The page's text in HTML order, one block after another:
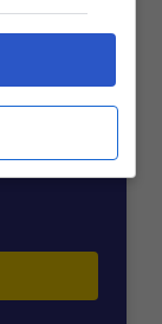
a 50€ in